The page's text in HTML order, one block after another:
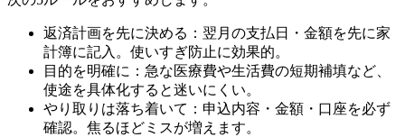
返済計画を先に決める：翌月の支払日・金額を先に家
計簿に記入。使いすぎ防止に効果的。
目的を明確に：急な医療費や生活費の短期補填など、
使途を具体化すると迷いにくい。
やり取りは落ち着いて：申込内容・金額・口座を必ず
確認。焦るほどミスが増えます。